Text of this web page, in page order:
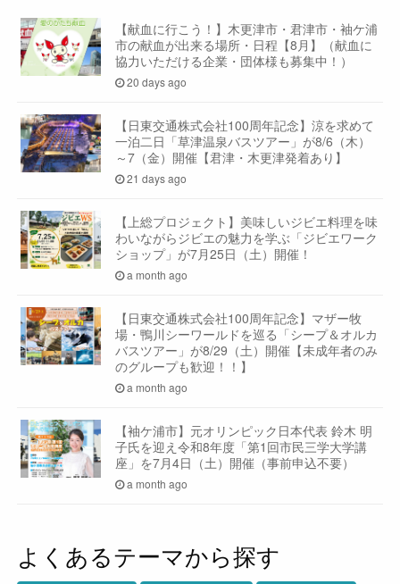
【献血に行こう！】木更津市・君津市・袖ケ浦
市の献血が出来る場所・日程【8月】（献血に
協力いただける企業・団体様も募集中！）
20 days ago
【日東交通株式会社100周年記念】涼を求めて
一泊二日「草津温泉バスツアー」が8/6（木）
～7（金）開催【君津・木更津発着あり】
21 days ago
【上総プロジェクト】美味しいジビエ料理を味
わいながらジビエの魅力を学ぶ「ジビエワーク
ショップ」が7月25日（土）開催！
a month ago
【日東交通株式会社100周年記念】マザー牧
場・鴨川シーワールドを巡る「シープ＆オルカ
バスツアー」が8/29（土）開催【未成年者のみ
のグループも歓迎！！】
a month ago
【袖ケ浦市】元オリンピック日本代表 鈴木 明
子氏を迎え令和8年度「第1回市民三学大学講
座」を7月4日（土）開催（事前申込不要）
a month ago
よくあるテーマから探す